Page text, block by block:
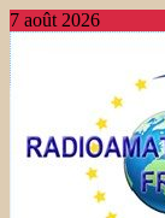
7 août 2026